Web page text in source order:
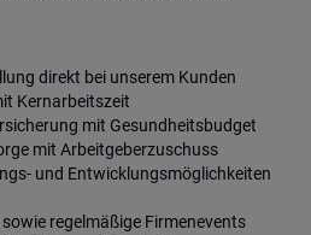
direkt bei unserem Kunden
Kernarbeitszeit
mit Gesundheitsbudget
mit Arbeitgeberzuschuss
und Entwicklungsmöglichkeiten
regelmäßige Firmenevents